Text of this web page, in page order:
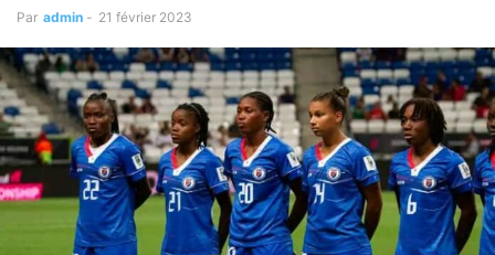
Par admin - 21 février 2023